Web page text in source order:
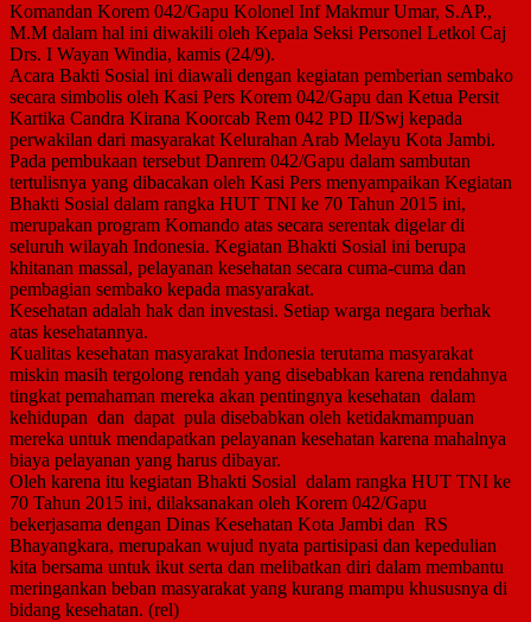
Komandan Korem 042/Gapu Kolonel Inf Makmur Umar, S.AP.,
M.M dalam hal ini diwakili oleh Kepala Seksi Personel Letkol Caj
Drs. I Wayan Windia, kamis (24/9).
Acara Bakti Sosial ini diawali dengan kegiatan pemberian sembako
secara simbolis oleh Kasi Pers Korem 042/Gapu dan Ketua Persit
Kartika Candra Kirana Koorcab Rem 042 PD II/Swj kepada
perwakilan dari masyarakat Kelurahan Arab Melayu Kota Jambi.
Pada pembukaan tersebut Danrem 042/Gapu dalam sambutan
tertulisnya yang dibacakan oleh Kasi Pers menyampaikan Kegiatan
Bhakti Sosial dalam rangka HUT TNI ke 70 Tahun 2015 ini,
merupakan program Komando atas secara serentak digelar di
seluruh wilayah Indonesia. Kegiatan Bhakti Sosial ini berupa
khitanan massal, pelayanan kesehatan secara cuma-cuma dan
pembagian sembako kepada masyarakat.
Kesehatan adalah hak dan investasi. Setiap warga negara berhak
atas kesehatannya.
Kualitas kesehatan masyarakat Indonesia terutama masyarakat
miskin masih tergolong rendah yang disebabkan karena rendahnya
tingkat pemahaman mereka akan pentingnya kesehatan dalam
kehidupan dan dapat pula disebabkan oleh ketidakmampuan
mereka untuk mendapatkan pelayanan kesehatan karena mahalnya
biaya pelayanan yang harus dibayar.
Oleh karena itu kegiatan Bhakti Sosial dalam rangka HUT TNI ke
70 Tahun 2015 ini, dilaksanakan oleh Korem 042/Gapu
bekerjasama dengan Dinas Kesehatan Kota Jambi dan RS
Bhayangkara, merupakan wujud nyata partisipasi dan kepedulian
kita bersama untuk ikut serta dan melibatkan diri dalam membantu
meringankan beban masyarakat yang kurang mampu khususnya di
bidang kesehatan. (rel)